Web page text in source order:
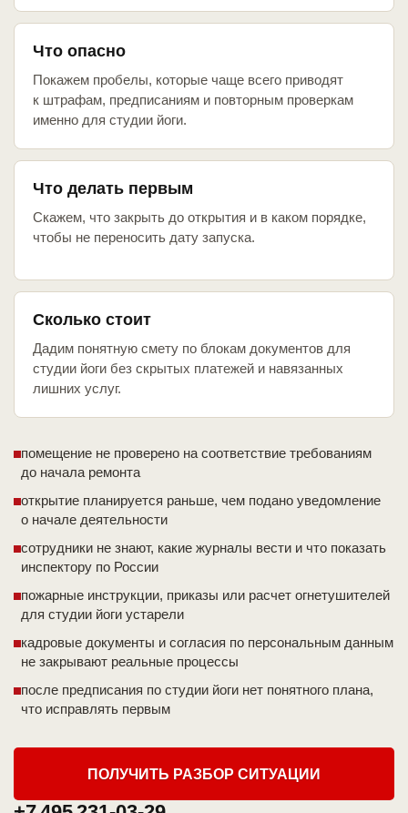
Что опасно
Покажем пробелы, которые чаще всего приводят
к штрафам, предписаниям и повторным проверкам
именно для студии йоги.
Что делать первым
Скажем, что закрыть до открытия и в каком порядке,
чтобы не переносить дату запуска.
Сколько стоит
Дадим понятную смету по блокам документов для
студии йоги без скрытых платежей и навязанных
лишних услуг.
помещение не проверено на соответствие требованиям
до начала ремонта
открытие планируется раньше, чем подано уведомление
о начале деятельности
сотрудники не знают, какие журналы вести и что показать
инспектору по России
пожарные инструкции, приказы или расчет огнетушителей
для студии йоги устарели
кадровые документы и согласия по персональным данным
не закрывают реальные процессы
после предписания по студии йоги нет понятного плана,
что исправлять первым
ПОЛУЧИТЬ РАЗБОР СИТУАЦИИ